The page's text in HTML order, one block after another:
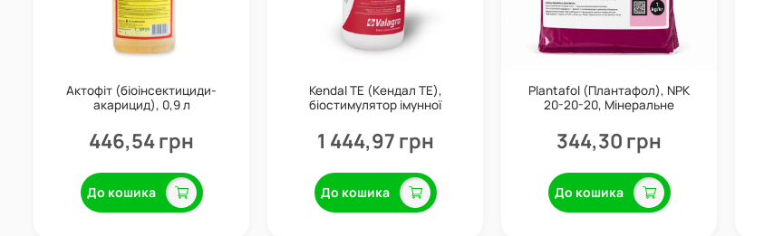
Актофіт (біоінсектициди-
акарицид), 0,9 л
446,54 грн
До кошика
Kendal TE (Кендал ТЕ),
біостимулятор імунної
1 444,97 грн
До кошика
Plantafol (Плантафол), NPK
20-20-20, Мінеральне
344,30 грн
До кошика